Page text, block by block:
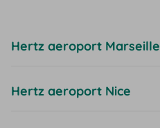
Hertz aeroport Marseille
Hertz aeroport Nice